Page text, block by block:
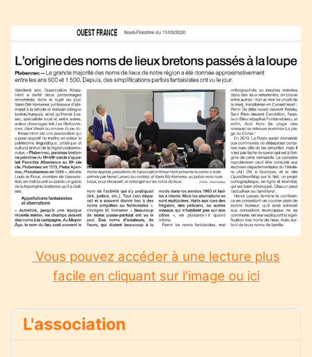
L'association
Vous pouvez accéder à une lecture plus
facile en cliquant sur l'image ou ici